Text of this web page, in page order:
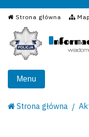
Strona główna
Menu
Strona główna